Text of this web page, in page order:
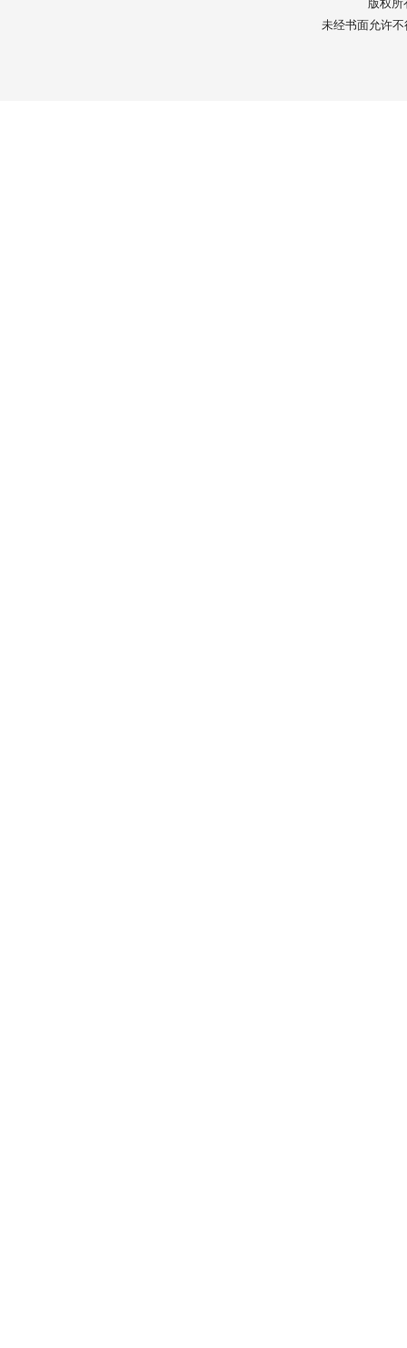
版权
未经书面允许